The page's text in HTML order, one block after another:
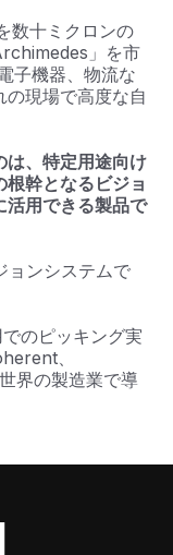
数十ミクロンの
」を市
子機器、物流な
の現場で高度な自
は、特定用途向け
幹となるビジョ
活用できる製品で
ョンシステムで
のピッキング実
、
界の製造業で導